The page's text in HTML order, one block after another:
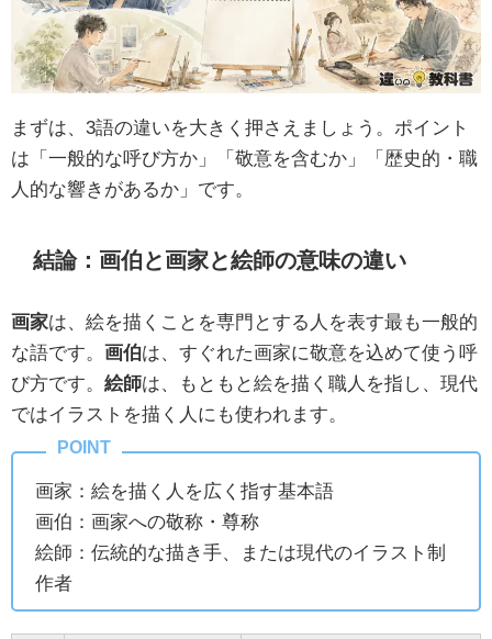
まずは、3語の違いを大きく押さえましょう。ポイント
は「一般的な呼び方か」「敬意を含むか」「歴史的・職
人的な響きがあるか」です。
結論：画伯と画家と絵師の意味の違い
画家は、絵を描くことを専門とする人を表す最も一般的
な語です。 画伯は、すぐれた画家に敬意を込めて使う呼
び方です。 絵師は、もともと絵を描く職人を指し、現代
ではイラストを描く人にも使われます。
画家：絵を描く人を広く指す基本語
画伯：画家への敬称・尊称
絵師：伝統的な描き手、または現代のイラスト制
作者